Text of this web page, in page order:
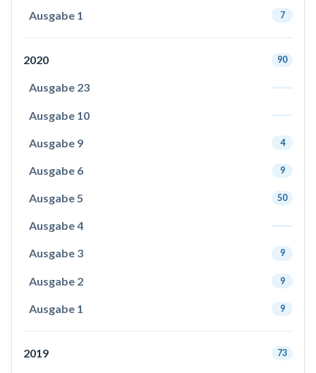
Ausgabe 1 7
2020 90
Ausgabe 23
Ausgabe 10
Ausgabe 9 4
Ausgabe 6 9
Ausgabe 5 50
Ausgabe 4
Ausgabe 3 9
Ausgabe 2 9
Ausgabe 1 9
2019 73